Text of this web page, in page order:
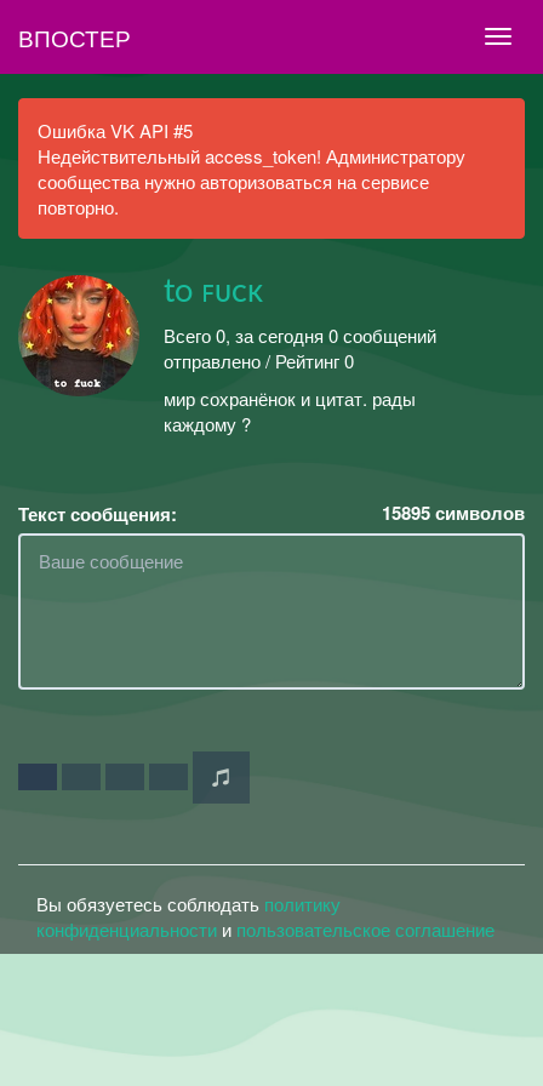
ВПОСТЕР
Ошибка VK API #5
Недействительный access_token! Администратору
сообщества нужно авторизоваться на сервисе
повторно.
tᴏ ꜰᴜᴄᴋ
Всего 0, за сегодня 0 сообщений
отправлено / Рейтинг 0
мир сохранёнок и цитат. рады
каждому ?
Текст сообщения: 15895символов
Вы обязуетесь соблюдать политику
конфиденциальности и пользовательское соглашение